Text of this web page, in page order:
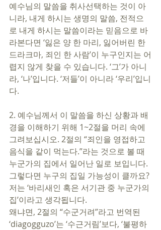
예수님의 말씀을 취사선택하는 것이 아
니라, 내게 하시는 생명의 말씀, 전적으
로 내게 하시는 말씀이라는 믿음으로 바
라본다면 ‘잃은 양 한 마리, 잃어버린 한
드라크마, 죄인 한 사람’이 누구인지는 어
렵지 않게 찾을 수 있습니다. ‘그’가 아니
라, ‘나’입니다. ‘저들’이 아니라 ‘우리’입니
다.
2. 예수님께서 이 말씀을 하신 상황과 배
경을 이해하기 위해 1~2절을 머리 속에
그려보십시오. 2절의 “죄인을 영접하고
음식을 같이 먹는다.”라는 것으로 볼 때
누군가의 집에서 일어난 일로 보입니다.
그렇다면 누구의 집일 가능성이 클까요?
저는 ‘바리새인 혹은 서기관 중 누군가의
집’이라고 생각됩니다.
왜냐면, 2절의 “수군거려”라고 번역된
‘diagogguzo’는 ‘수근거림’보다, ‘불평하